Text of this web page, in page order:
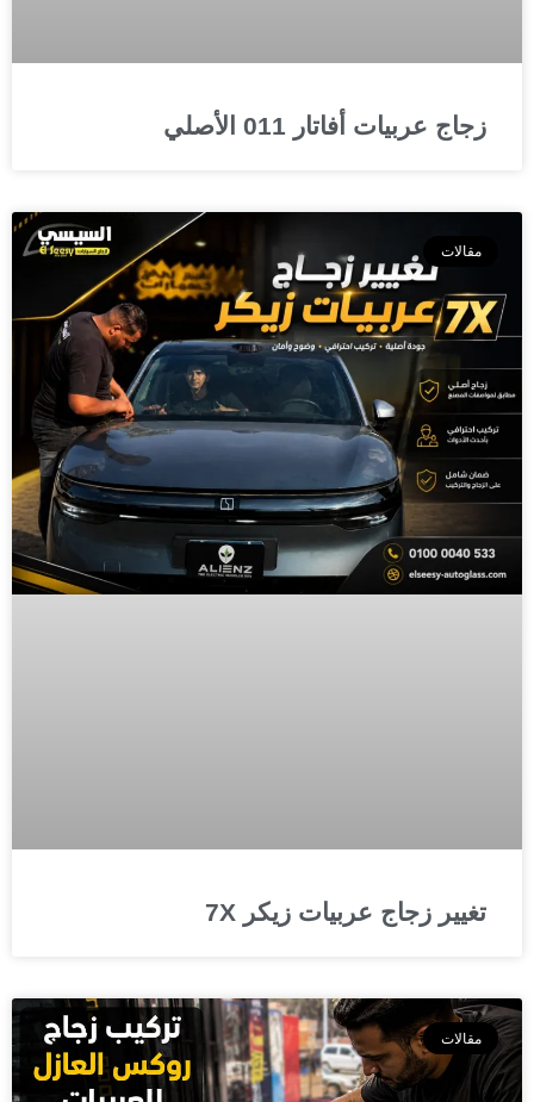
زجاج عربيات أفاتار 011 الأصلي
مقالات
تغيير زجاج عربيات زيكر 7X
مقالات